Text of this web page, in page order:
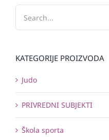
KATEGORIJE PROIZVODA
Judo
PRIVREDNI SUBJEKTI
Škola sporta